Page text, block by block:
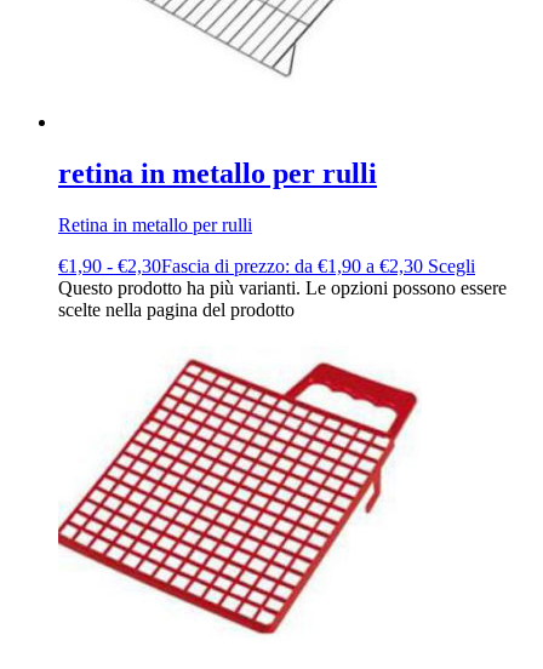
retina in metallo per rulli
Retina in metallo per rulli
€1,90 - €2,30Fascia di prezzo: da €1,90 a €2,30 Scegli
Questo prodotto ha più varianti. Le opzioni possono essere
scelte nella pagina del prodotto